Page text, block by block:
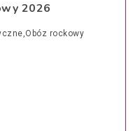
2026
rockowy